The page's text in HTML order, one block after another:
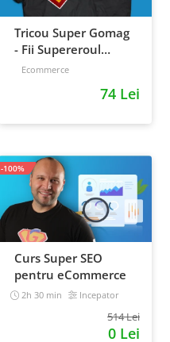
Tricou Super Gomag
- Fii Supereroul
Clientilor Tai
Ecommerce
74 Lei
Curs Super SEO
pentru eCommerce
2h 30 min Incepator
514 Lei
0 Lei
-100%